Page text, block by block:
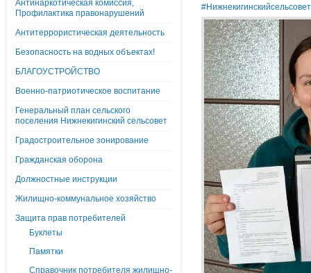
Антинаркотическая комиссия,
Профилактика правонарушений
Антитеррористическая деятельность
Безопасность на водных объектах!
БЛАГОУСТРОЙСТВО
Военно-патриотическое воспитание
Генеральный план сельского
поселения Нижнекигинский сельсовет
Градостроительное зонирование
Гражданская оборона
Должностные инструкции
Жилищно-коммунальное хозяйство
Защита прав потребителей
Буклеты
Памятки
Справочник потребителя жилищно-
#Нижнекигинскийсельсовет